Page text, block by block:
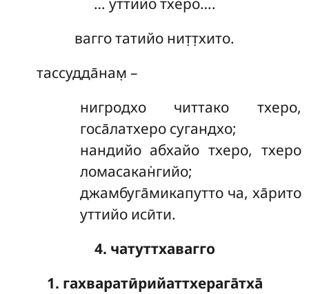
вагго татийо нит̣т̣хито.
тассудда̄нам̣ –
нигродхо читтако тхеро,
госа̄латхеро сугандхо;
нандийо абхайо тхеро, тхеро
ломасакан̇гийо;
джамбуга̄микапутто ча, ха̄рито
уттийо исӣти.
4. чатуттхавагго
1. гахваратӣрийаттхерага̄тха̄